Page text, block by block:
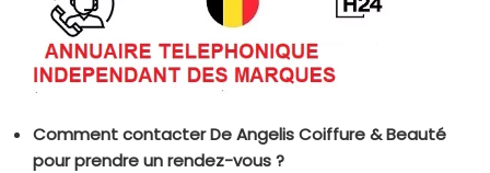
Comment contacter De Angelis Coiffure & Beauté
pour prendre un rendez-vous ?